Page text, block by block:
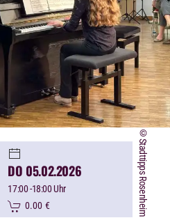
DO 05.02.2026
17:00-18:00 Uhr
0.00 € ©Stadttipps Rosenheim